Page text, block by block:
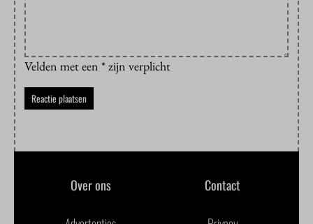
Velden met een * zijn verplicht
Over ons Contact